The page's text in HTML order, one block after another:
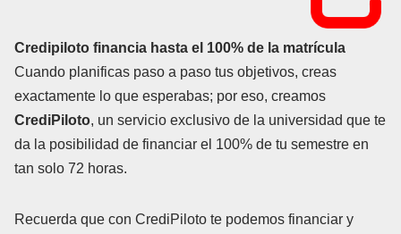
Credipiloto financia hasta el 100% de la matrícula
Cuando planificas paso a paso tus objetivos, creas
exactamente lo que esperabas; por eso, creamos
CrediPiloto, un servicio exclusivo de la universidad que te
da la posibilidad de financiar el 100% de tu semestre en
tan solo 72 horas.
Recuerda que con CrediPiloto te podemos financiar y